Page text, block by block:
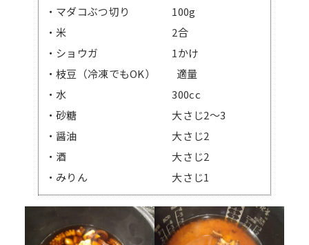
・マダコぶつ切り 100g
・米 2合
・ショウガ 1かけ
・枝豆（冷凍でもOK） 適量
・水 300cc
・砂糖 大さじ2～3
・醤油 大さじ2
・酒 大さじ2
・みりん 大さじ1